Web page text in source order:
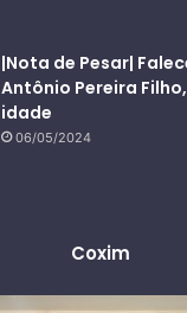
|Nota de Pesar|
Antônio Pereira
idade
06/05/2024
Coxim